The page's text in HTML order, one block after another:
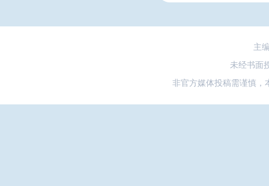
主
未经书面
非官方媒体投稿需谨慎，